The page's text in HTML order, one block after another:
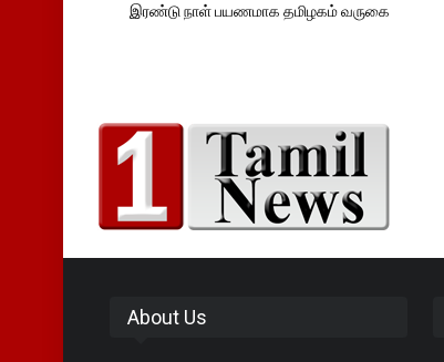
இரண்டு நாள் பயணமாக தமிழகம் வருகை
About Us